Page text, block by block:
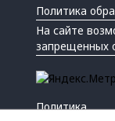
Политика
На сайте
запрещенных
Политика